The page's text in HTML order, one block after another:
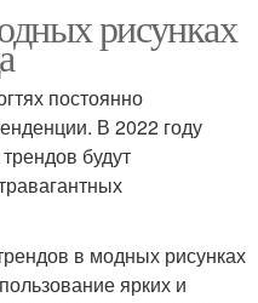
рисунках
постоянно
В 2022 году
будут
в модных рисунках
ярких и